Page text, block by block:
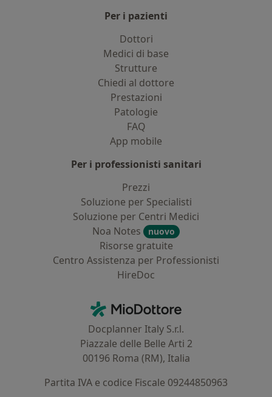
Per i pazienti
Dottori
Medici di base
Strutture
Chiedi al dottore
Prestazioni
Patologie
FAQ
App mobile
Per i professionisti sanitari
Prezzi
Soluzione per Specialisti
Soluzione per Centri Medici
Noa Notes
nuovo
Risorse gratuite
Centro Assistenza per Professionisti
HireDoc
MioDottore - Homepage
Docplanner Italy S.r.l.
Piazzale delle Belle Arti 2
00196 Roma (RM), Italia
Partita IVA e codice Fiscale 09244850963